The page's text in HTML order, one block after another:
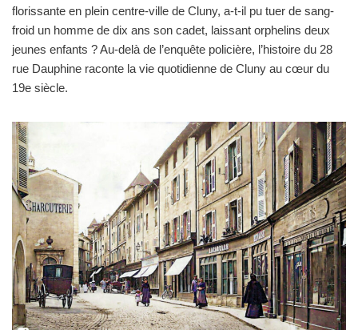
florissante en plein centre-ville de Cluny, a-t-il pu tuer de sang-
froid un homme de dix ans son cadet, laissant orphelins deux
jeunes enfants ? Au-delà de l’enquête policière, l’histoire du 28
rue Dauphine raconte la vie quotidienne de Cluny au cœur du
19e siècle.